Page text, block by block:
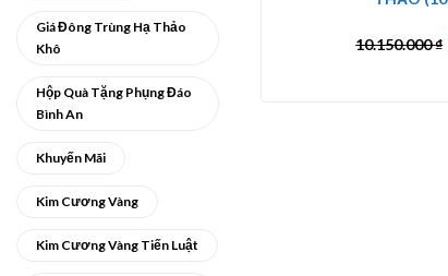
Giá Đông Trùng Hạ Thảo
Khô
Hộp Quà Tặng Phụng Đáo
Bình An
Khuyến Mãi
Kim Cương Vàng
Kim Cương Vàng Tiến Luật
10.150.000₫